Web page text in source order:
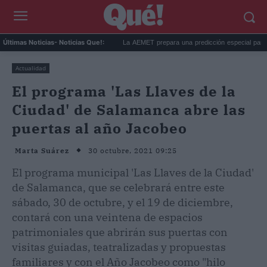
Últimas Noticias- Noticias Que!:
de Ceuta agrieta la c... La AEMET prepara una predicción especial para el
Actualidad
El programa 'Las Llaves de la
Ciudad' de Salamanca abre las
puertas al año Jacobeo
Marta Suárez 30 octubre, 2021 09:25
El programa municipal 'Las Llaves de la Ciudad'
de Salamanca, que se celebrará entre este
sábado, 30 de octubre, y el 19 de diciembre,
contará con una veintena de espacios
patrimoniales que abrirán sus puertas con
visitas guiadas, teatralizadas y propuestas
familiares y con el Año Jacobeo como "hilo